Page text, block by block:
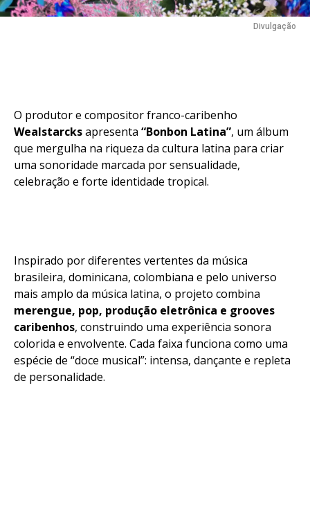
Divulgação
O produtor e compositor franco-caribenho
Wealstarcksapresenta “Bonbon Latina”, um álbum
que mergulha na riqueza da cultura latina para criar
uma sonoridade marcada por sensualidade,
celebração e forte identidade tropical.
Inspirado por diferentes vertentes da música
brasileira, dominicana, colombiana e pelo universo
mais amplo da música latina, o projeto combina
merengue, pop, produção eletrônica e grooves
caribenhos, construindo uma experiência sonora
colorida e envolvente. Cada faixa funciona como uma
espécie de “doce musical”: intensa, dançante e repleta
de personalidade.